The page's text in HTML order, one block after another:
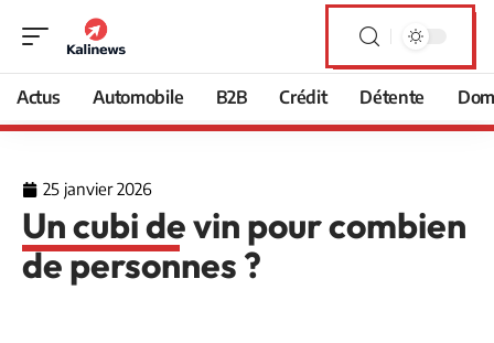
Actus Automobile B2B Crédit Détente
25 janvier 2026
Un cubi de vin pour combien
de personnes ?